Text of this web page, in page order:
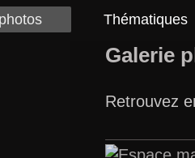
Thématiques
Galerie
Retrouvez